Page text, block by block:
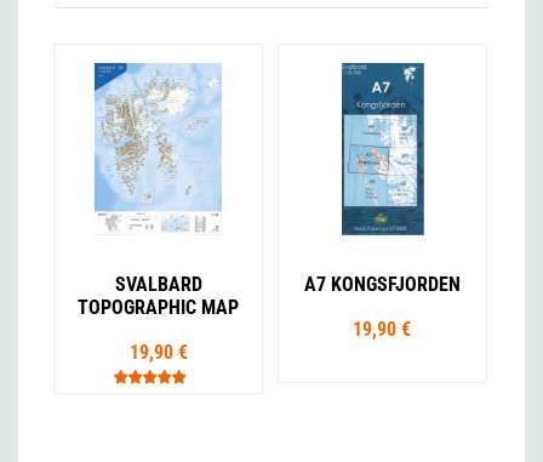
SVALBARD
TOPOGRAPHIC MAP
19,90 €
A7 KONGSFJORDEN
19,90 €